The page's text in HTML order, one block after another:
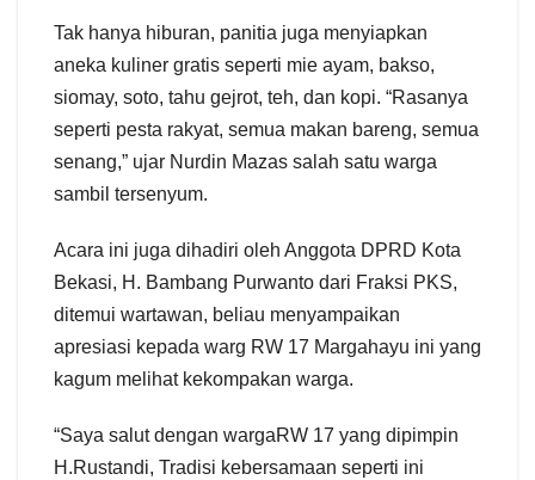
Tak hanya hiburan, panitia juga menyiapkan
aneka kuliner gratis seperti mie ayam, bakso,
siomay, soto, tahu gejrot, teh, dan kopi. “Rasanya
seperti pesta rakyat, semua makan bareng, semua
senang,” ujar Nurdin Mazas salah satu warga
sambil tersenyum.
Acara ini juga dihadiri oleh Anggota DPRD Kota
Bekasi, H. Bambang Purwanto dari Fraksi PKS,
ditemui wartawan, beliau menyampaikan
apresiasi kepada warg RW 17 Margahayu ini yang
kagum melihat kekompakan warga.
“Saya salut dengan wargaRW 17 yang dipimpin
H.Rustandi, Tradisi kebersamaan seperti ini